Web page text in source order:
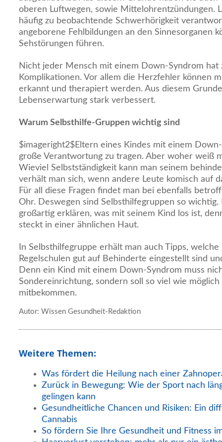
oberen Luftwegen, sowie Mittelohrentzündungen.
häufig zu beobachtende Schwerhörigkeit
angeborene Fehlbildungen an den Sinnesorganen
Sehstörungen führen.
Nicht jeder Mensch mit einem Down-Syndrom hat
Komplikationen. Vor allem die Herzfehler können
erkannt und therapiert werden. Aus diesem
Lebenserwartung stark verbessert.
Warum Selbsthilfe-Gruppen wichtig sind
$imageright2$Eltern eines Kindes mit einem
große Verantwortung zu tragen. Aber woher weiß
Wieviel Selbstständigkeit kann man seinem
verhält man sich, wenn andere Leute komisch auf
Für all diese Fragen findet man bei ebenfalls
Ohr. Deswegen sind Selbsthilfegruppen so
großartig erklären, was mit seinem Kind los ist,
steckt in einer ähnlichen Haut.
In Selbsthilfegruppe erhält man auch Tipps,
Regelschulen gut auf Behinderte eingestellt sind
Denn ein Kind mit einem Down-Syndrom muss
Sondereinrichtung, sondern soll so viel wie
mitbekommen.
Autor: Wissen Gesundheit-Redaktion
Weitere Themen:
Was fördert die Heilung nach einer
Zurück in Bewegung: Wie der Sport nach
gelingen kann
Gesundheitliche Chancen und Risiken: Ein
Cannabis
So fördern Sie Ihre Gesundheit und Fitness